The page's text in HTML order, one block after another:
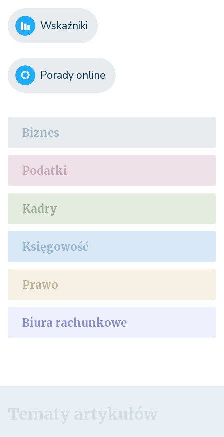
Wskaźniki
Porady online
Biznes
Podatki
Kadry
Księgowość
Prawo
Biura rachunkowe